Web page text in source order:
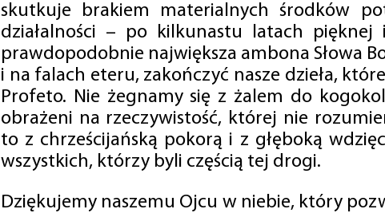
skutkuje brakiem materialnych środków
działalności – po kilkunastu latach
prawdopodobnie największa ambona Słowa
i na falach eteru, zakończyć nasze dzieła,
Profeto. Nie żegnamy się z żalem do
obrażeni na rzeczywistość, której nie
to z chrześcijańską pokorą i z głęboką
wszystkich, którzy byli częścią tej drogi.
Dziękujemy naszemu Ojcu w niebie, który